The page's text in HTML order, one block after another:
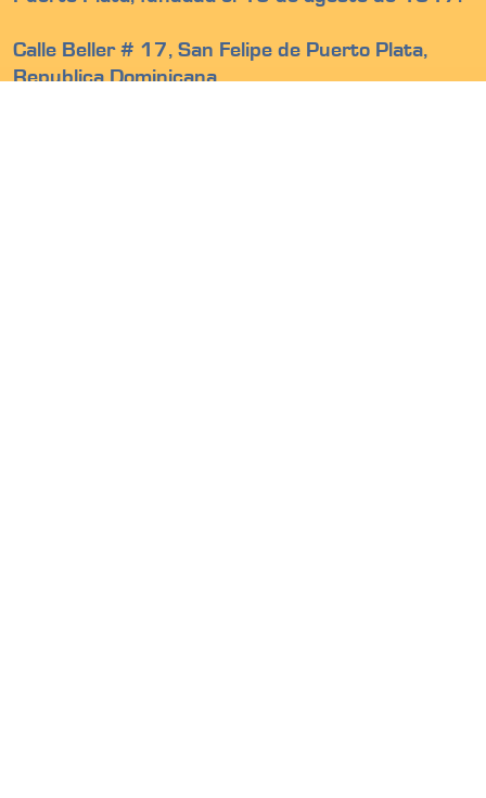
Calle Beller # 17, San Felipe de Puerto Plata,
Republica Dominicana